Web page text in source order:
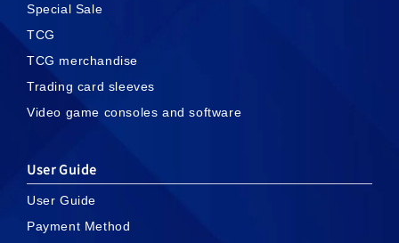
Special Sale
TCG
TCG merchandise
Trading card sleeves
Video game consoles and software
User Guide
User Guide
Payment Method